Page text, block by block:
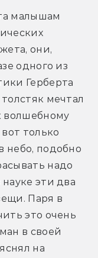
малышам
они,
одного из
Герберта
мечтал
волшебному
только
небо, подобно
надо
эти два
Паря в
это очень
в своей
на